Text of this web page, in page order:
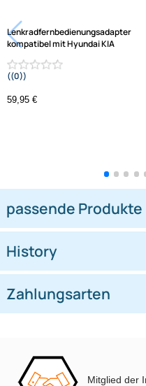
Jetzt auf
Varianten:
Lenkradfernbedienungsadapter
kompatibel mit Hyundai KIA
Multilead analog lose
Mitglied der